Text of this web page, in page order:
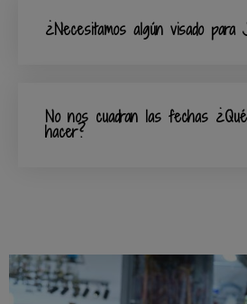
¿Necesitamos algún visado para
No nos cuadran las fechas
hacer?